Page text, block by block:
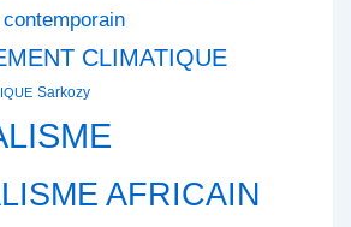
CLIMATIQUE
Sarkozy
AFRICAIN